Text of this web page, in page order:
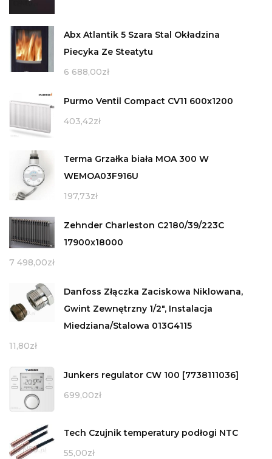
Abx Atlantik 5 Szara Stal Okładzina
Piecyka Ze Steatytu
6 688,00zł
Purmo Ventil Compact CV11 600x1200
403,42zł
Terma Grzałka biała MOA 300 W
WEMOA03F916U
197,73zł
Zehnder Charleston C2180/39/223C
17900x18000
7 498,00zł
Danfoss Złączka Zaciskowa Niklowana,
Gwint Zewnętrzny 1/2", Instalacja
Miedziana/Stalowa 013G4115
11,80zł
Junkers regulator CW 100 [7738111036]
699,00zł
Tech Czujnik temperatury podłogi NTC
55,00zł